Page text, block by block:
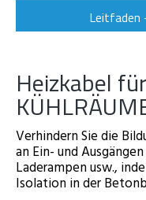
Leitfaden
Heizkabel
Verhindern Sie die
an Ein- und
Laderampen usw.,
Isolation in der